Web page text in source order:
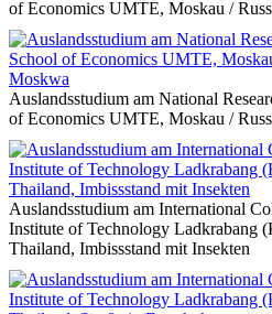
of Economics UMTE, Moskau /
Auslandsstudium am National
of Economics UMTE, Moskau /
Auslandsstudium am International
Institute of Technology Ladkrabang
Thailand, Imbissstand mit Insekten